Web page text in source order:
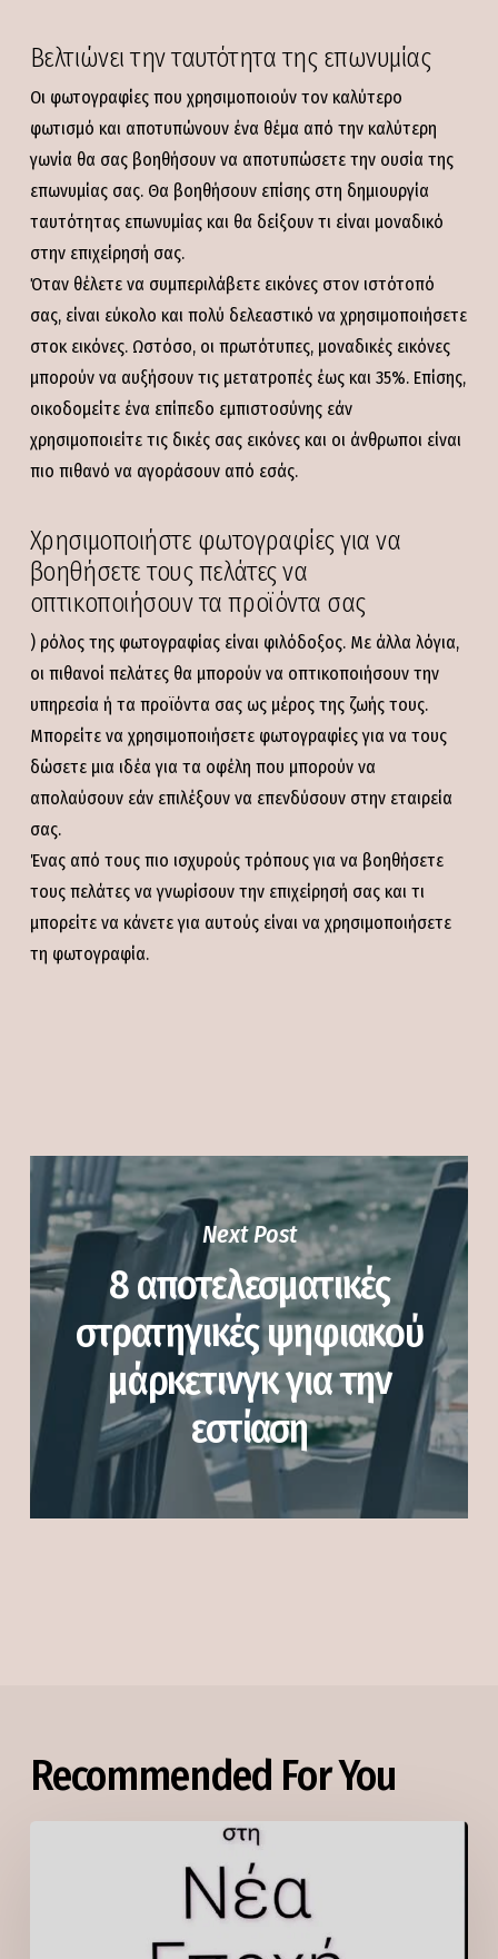
Βελτιώνει την ταυτότητα της επωνυμίας
Οι φωτογραφίες που χρησιμοποιούν τον καλύτερο
φωτισμό και αποτυπώνουν ένα θέμα από την καλύτερη
γωνία θα σας βοηθήσουν να αποτυπώσετε την ουσία της
επωνυμίας σας. Θα βοηθήσουν επίσης στη δημιουργία
ταυτότητας επωνυμίας και θα δείξουν τι είναι μοναδικό
στην επιχείρησή σας.
Όταν θέλετε να συμπεριλάβετε εικόνες στον ιστότοπό
σας, είναι εύκολο και πολύ δελεαστικό να χρησιμοποιήσετε
στοκ εικόνες. Ωστόσο, οι πρωτότυπες, μοναδικές εικόνες
μπορούν να αυξήσουν τις μετατροπές έως και 35%. Επίσης,
οικοδομείτε ένα επίπεδο εμπιστοσύνης εάν
χρησιμοποιείτε τις δικές σας εικόνες και οι άνθρωποι είναι
πιο πιθανό να αγοράσουν από εσάς.
Χρησιμοποιήστε φωτογραφίες για να
βοηθήσετε τους πελάτες να
οπτικοποιήσουν τα προϊόντα σας
) ρόλος της φωτογραφίας είναι φιλόδοξος. Με άλλα λόγια,
οι πιθανοί πελάτες θα μπορούν να οπτικοποιήσουν την
υπηρεσία ή τα προϊόντα σας ως μέρος της ζωής τους.
Μπορείτε να χρησιμοποιήσετε φωτογραφίες για να τους
δώσετε μια ιδέα για τα οφέλη που μπορούν να
απολαύσουν εάν επιλέξουν να επενδύσουν στην εταιρεία
σας.
Ένας από τους πιο ισχυρούς τρόπους για να βοηθήσετε
τους πελάτες να γνωρίσουν την επιχείρησή σας και τι
μπορείτε να κάνετε για αυτούς είναι να χρησιμοποιήσετε
τη φωτογραφία.
Next Post
8 αποτελεσματικές
στρατηγικές ψηφιακού
μάρκετινγκ για την
εστίαση
Recommended For You